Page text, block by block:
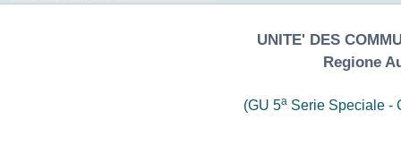
UNITE' DES
Regione
(GU 5a Serie Speciale -